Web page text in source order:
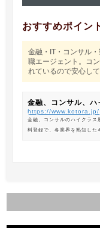
おすすめポイン
金融・IT・コンサル
職エージェント。コ
れているので安心し
金融、コンサル、
https://www.kotora.jp/
金融、コンサルのハイクラス
料登録で、各業界を熟知した